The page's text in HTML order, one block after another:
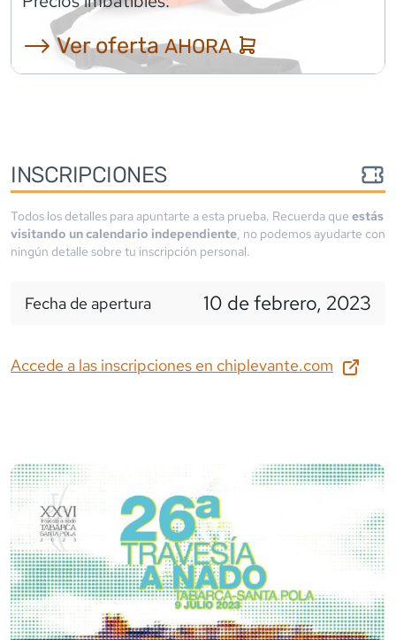
⟶ Ver ofertaAHORA
INSCRIPCIONES
Todos los detalles para apuntarte a esta prueba. Recuerda que estás
visitando un calendario independiente, no podemos ayudarte con
ningún detalle sobre tu inscripción personal.
Fecha de apertura 10 de febrero, 2023
Accede a las inscripciones en chiplevante.com